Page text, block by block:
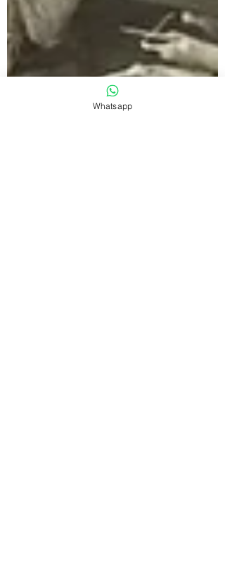
Whatsapp